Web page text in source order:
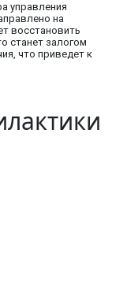
управления
на
восстановить
станет залогом
что приведет к